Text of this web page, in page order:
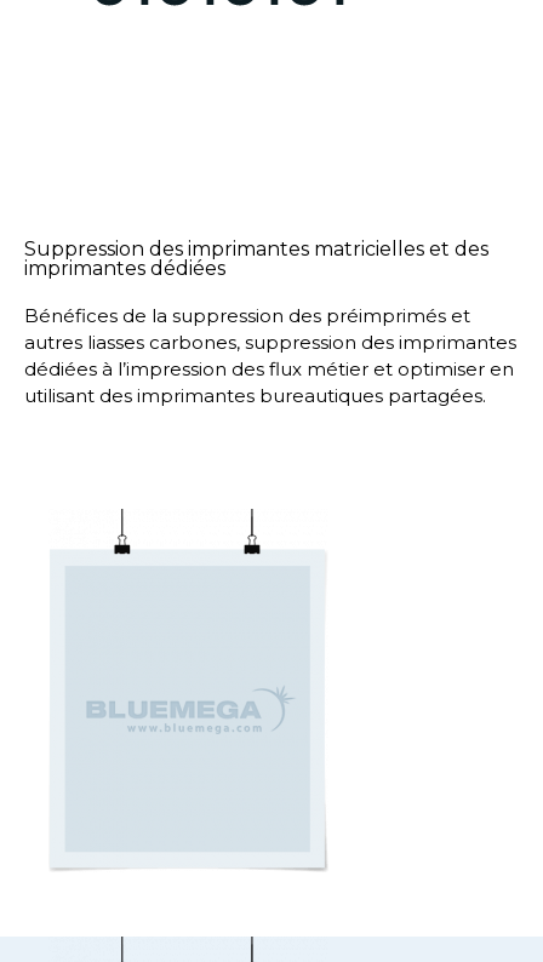
Suppression des imprimantes matricielles et des
imprimantes dédiées
Bénéfices de la suppression des préimprimés et
autres liasses carbones, suppression des imprimantes
dédiées à l’impression des flux métier et optimiser en
utilisant des imprimantes bureautiques partagées.